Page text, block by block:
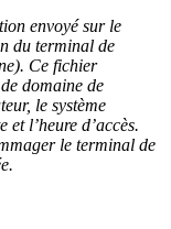
envoyé sur le
du terminal de
Ce fichier
domaine de
le système
l’heure d’accès.
le terminal de